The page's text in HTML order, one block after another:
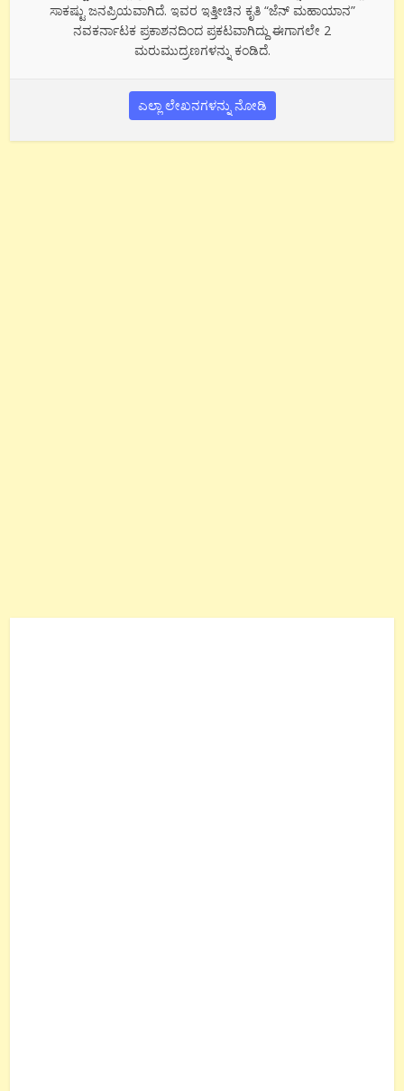
ಸಾಕಷ್ಟು ಜನಪ್ರಿಯವಾಗಿದೆ. ಇವರ ಇತ್ತೀಚಿನ ಕೃತಿ “ಜೆನ್ ಮಹಾಯಾನ”
ನವಕರ್ನಾಟಕ ಪ್ರಕಾಶನದಿಂದ ಪ್ರಕಟವಾಗಿದ್ದು ಈಗಾಗಲೇ 2
ಮರುಮುದ್ರಣಗಳನ್ನು ಕಂಡಿದೆ.
ಎಲ್ಲಾ ಲೇಖನಗಳನ್ನು ನೋಡಿ